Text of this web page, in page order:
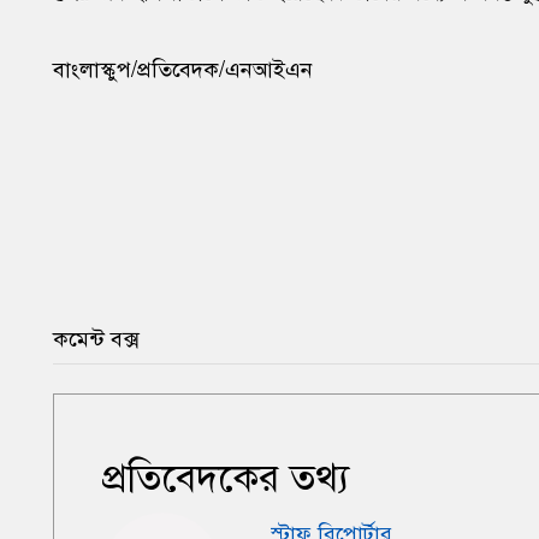
বাংলাস্কুপ/প্রতিবেদক/এনআইএন
কমেন্ট বক্স
প্রতিবেদকের তথ্য